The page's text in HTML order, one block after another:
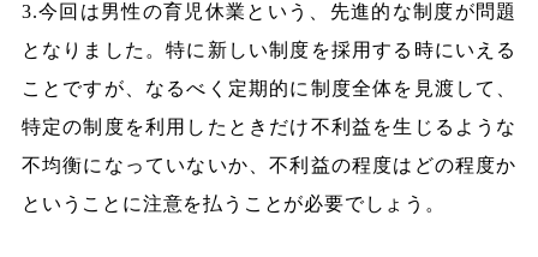
3.今回は男性の育児休業という、先進的な制度が問題
となりました。特に新しい制度を採用する時にいえる
ことですが、なるべく定期的に制度全体を見渡して、
特定の制度を利用したときだけ不利益を生じるような
不均衡になっていないか、不利益の程度はどの程度か
ということに注意を払うことが必要でしょう。